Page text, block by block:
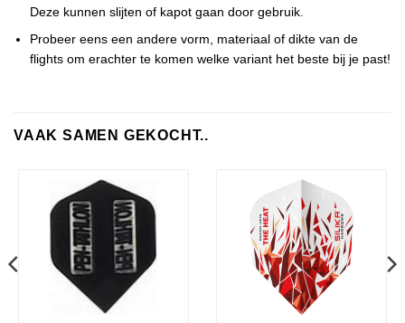
Deze kunnen slijten of kapot gaan door gebruik.
Probeer eens een andere vorm, materiaal of dikte van de
flights om erachter te komen welke variant het beste bij je past!
VAAK SAMEN GEKOCHT..